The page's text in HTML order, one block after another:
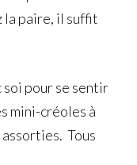
la paire, il suffit
soi pour se sentir
mini-créoles à
Tous